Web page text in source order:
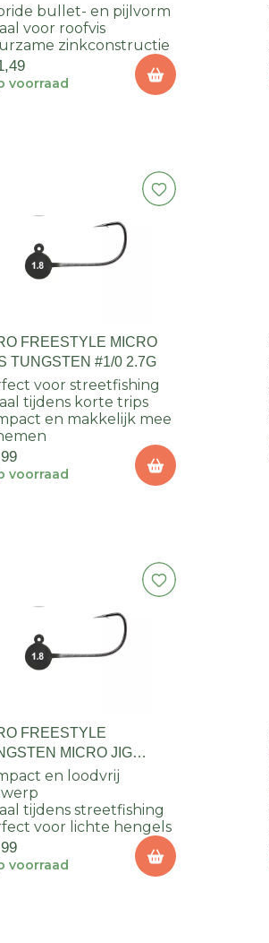
bullet- en pijlvorm
voor roofvis
zinkconstructie
voorraad
FREESTYLE MICRO
TUNGSTEN #1/0 2.7G
voor streetfishing
tijdens korte trips
en makkelijk mee
voorraad
FREESTYLE
MICRO JIG
3.5Gen loodvrij
tijdens streetfishing
voor lichte hengels
voorraad